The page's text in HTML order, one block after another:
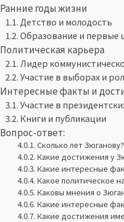
Ранние годы жизни
Детство и молодость
Образование и первые
Политическая карьера
Лидер
Участие в выборах и
Интересные факты и
Участие в
Книги и публикации
Вопрос-ответ:
Сколько лет
Какие достижения у
Какие интересные
Какое политическое
Каковы мнения о
Какие интересные
Какие достижения